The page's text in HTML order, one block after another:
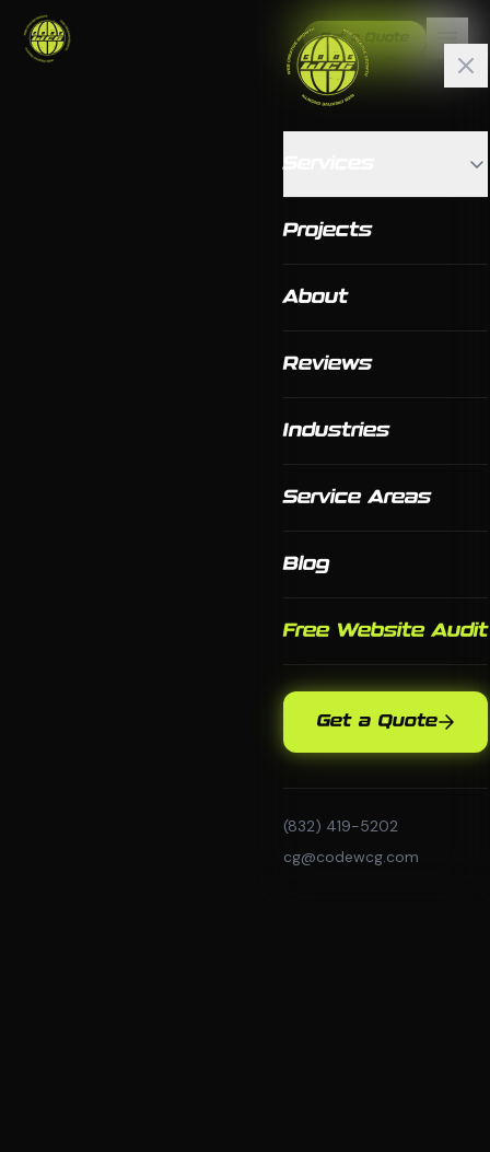
Get a Quote
Projects
About
Reviews
Industries
Service Areas
Blog
Free Website Audit
Get a Quote
(832) 419-5202
cg@codewcg.com